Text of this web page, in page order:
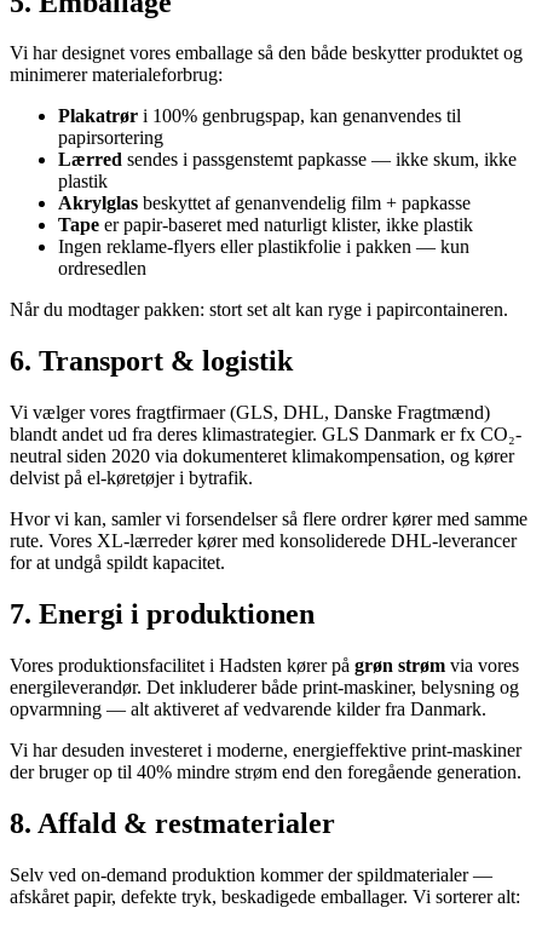
Vi har designet vores emballage så den både beskytter produktet og
minimerer materialeforbrug:
Plakatrør i 100% genbrugspap, kan genanvendes til
papirsortering
Lærred sendes i passgenstemt papkasse — ikke skum, ikke
plastik
Akrylglas beskyttet af genanvendelig film + papkasse
Tape er papir-baseret med naturligt klister, ikke plastik
Ingen reklame-flyers eller plastikfolie i pakken — kun
ordresedlen
Når du modtager pakken: stort set alt kan ryge i papircontaineren.
6. Transport & logistik
Vi vælger vores fragtfirmaer (GLS, DHL, Danske Fragtmænd)
blandt andet ud fra deres klimastrategier. GLS Danmark er fx CO₂-
neutral siden 2020 via dokumenteret klimakompensation, og kører
delvist på el-køretøjer i bytrafik.
Hvor vi kan, samler vi forsendelser så flere ordrer kører med samme
rute. Vores XL-lærreder kører med konsoliderede DHL-leverancer
for at undgå spildt kapacitet.
7. Energi i produktionen
Vores produktionsfacilitet i Hadsten kører på grøn strøm via vores
energileverandør. Det inkluderer både print-maskiner, belysning og
opvarmning — alt aktiveret af vedvarende kilder fra Danmark.
Vi har desuden investeret i moderne, energieffektive print-maskiner
der bruger op til 40% mindre strøm end den foregående generation.
8. Affald & restmaterialer
Selv ved on-demand produktion kommer der spildmaterialer —
afskåret papir, defekte tryk, beskadigede emballager. Vi sorterer alt: